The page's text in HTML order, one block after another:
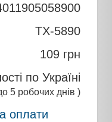
TX-5890
109 грн
по Україні
5 робочих днів )
оплати